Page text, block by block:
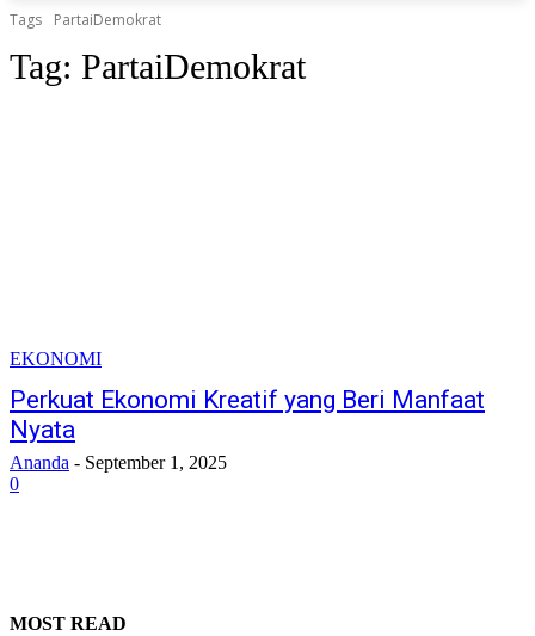
Tags PartaiDemokrat
Tag: PartaiDemokrat
EKONOMI
Perkuat Ekonomi Kreatif yang Beri Manfaat
Nyata
Ananda - September 1, 2025
0
MOST READ